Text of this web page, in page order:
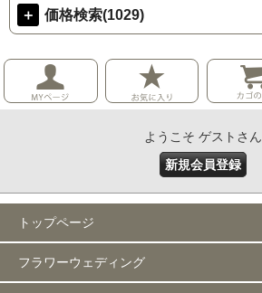
＋ 価格検索(1029)
ようこそ ゲストさん
新規会員登録
トップページ
フラワーウェディング